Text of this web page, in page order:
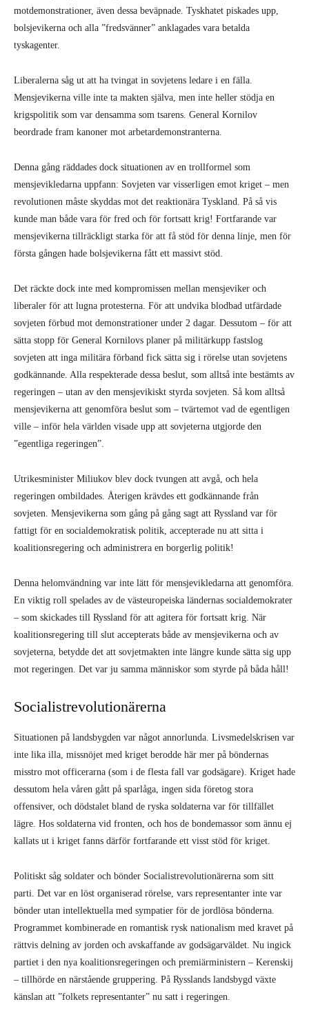
motdemonstrationer, även dessa beväpnade. Tyskhatet piskades upp,
bolsjevikerna och alla ”fredsvänner” anklagades vara betalda
tyskagenter.
Liberalerna såg ut att ha tvingat in sovjetens ledare i en fälla.
Mensjevikerna ville inte ta makten själva, men inte heller stödja en
krigspolitik som var densamma som tsarens. General Kornilov
beordrade fram kanoner mot arbetardemonstranterna.
Denna gång räddades dock situationen av en trollformel som
mensjevikledarna uppfann: Sovjeten var visserligen emot kriget – men
revolutionen måste skyddas mot det reaktionära Tyskland. På så vis
kunde man både vara för fred och för fortsatt krig! Fortfarande var
mensjevikerna tillräckligt starka för att få stöd för denna linje, men för
första gången hade bolsjevikerna fått ett massivt stöd.
Det räckte dock inte med kompromissen mellan mensjeviker och
liberaler för att lugna protesterna. För att undvika blodbad utfärdade
sovjeten förbud mot demonstrationer under 2 dagar. Dessutom – för att
sätta stopp för General Kornilovs planer på militärkupp fastslog
sovjeten att inga militära förband fick sätta sig i rörelse utan sovjetens
godkännande. Alla respekterade dessa beslut, som alltså inte bestämts av
regeringen – utan av den mensjevikiskt styrda sovjeten. Så kom alltså
mensjevikerna att genomföra beslut som – tvärtemot vad de egentligen
ville – inför hela världen visade upp att sovjeterna utgjorde den
”egentliga regeringen”.
Utrikesminister Miliukov blev dock tvungen att avgå, och hela
regeringen ombildades. Återigen krävdes ett godkännande från
sovjeten. Mensjevikerna som gång på gång sagt att Ryssland var för
fattigt för en socialdemokratisk politik, accepterade nu att sitta i
koalitionsregering och administrera en borgerlig politik!
Denna helomvändning var inte lätt för mensjevikledarna att genomföra.
En viktig roll spelades av de västeuropeiska ländernas socialdemokrater
– som skickades till Ryssland för att agitera för fortsatt krig. När
koalitionsregering till slut accepterats både av mensjevikerna och av
sovjeterna, betydde det att sovjetmakten inte längre kunde sätta sig upp
mot regeringen. Det var ju samma människor som styrde på båda håll!
Socialistrevolutionärerna
Situationen på landsbygden var något annorlunda. Livsmedelskrisen var
inte lika illa, missnöjet med kriget berodde här mer på böndernas
misstro mot officerarna (som i de flesta fall var godsägare). Kriget hade
dessutom hela våren gått på sparlåga, ingen sida företog stora
offensiver, och dödstalet bland de ryska soldaterna var för tillfället
lägre. Hos soldaterna vid fronten, och hos de bondemassor som ännu ej
kallats ut i kriget fanns därför fortfarande ett visst stöd för kriget.
Politiskt såg soldater och bönder Socialistrevolutionärerna som sitt
parti. Det var en löst organiserad rörelse, vars representanter inte var
bönder utan intellektuella med sympatier för de jordlösa bönderna.
Programmet kombinerade en romantisk rysk nationalism med kravet på
rättvis delning av jorden och avskaffande av godsägarväldet. Nu ingick
partiet i den nya koalitionsregeringen och premiärministern – Kerenskij
– tillhörde en närstående gruppering. På Rysslands landsbygd växte
känslan att ”folkets representanter” nu satt i regeringen.